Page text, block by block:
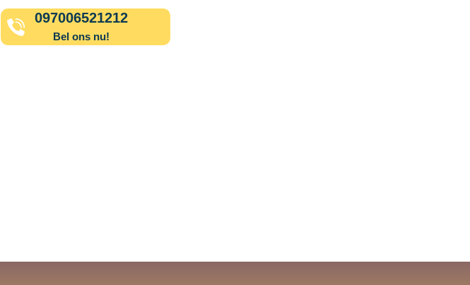
097006521212
Bel ons nu!